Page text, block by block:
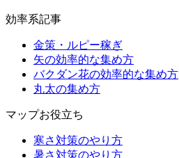
効率系記事
金策・ルピー稼ぎ
矢の効率的な集め方
バクダン花の効率的な集め方
丸太の集め方
マップお役立ち
寒さ対策のやり方
暑さ対策のやり方